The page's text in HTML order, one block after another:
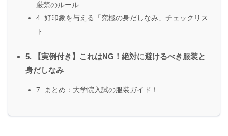
厳禁のルール
4. 好印象を与える「究極の身だしなみ」チェックリス
ト
5. 【実例付き】これはNG！絶対に避けるべき服装と
身だしなみ
7. まとめ：大学院入試の服装ガイド！